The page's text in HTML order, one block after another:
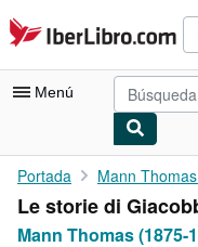
Pasar al contenido
IberLibro.com
Menú
Mi cuenta
Consultar mis pedidos
Portada Mann
Le storie di
Mann Thomas (1875-